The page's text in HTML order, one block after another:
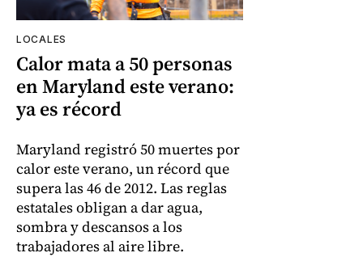
LOCALES
Calor mata a 50 personas
en Maryland este verano:
ya es récord
Maryland registró 50 muertes por
calor este verano, un récord que
supera las 46 de 2012. Las reglas
estatales obligan a dar agua,
sombra y descansos a los
trabajadores al aire libre.